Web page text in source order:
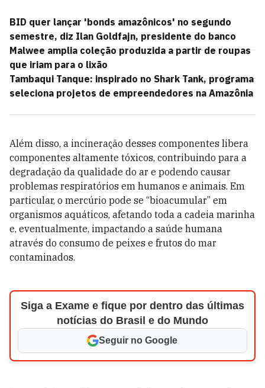
BID quer lançar 'bonds amazônicos' no segundo
semestre, diz Ilan Goldfajn, presidente do banco
Malwee amplia coleção produzida a partir de roupas
que iriam para o lixão
Tambaqui Tanque: inspirado no Shark Tank, programa
seleciona projetos de empreendedores na Amazônia
Além disso, a incineração desses componentes libera
componentes altamente tóxicos, contribuindo para a
degradação da qualidade do ar e podendo causar
problemas respiratórios em humanos e animais. Em
particular, o mercúrio pode se “bioacumular” em
organismos aquáticos, afetando toda a cadeia marinha
e, eventualmente, impactando a saúde humana
através do consumo de peixes e frutos do mar
contaminados.
Siga a Exame e fique por dentro das últimas
notícias do Brasil e do Mundo
Seguir no Google